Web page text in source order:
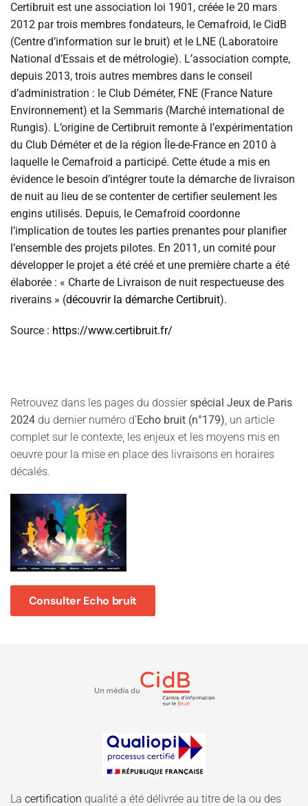
Certibruit est une association loi 1901, créée le 20 mars
2012 par trois membres fondateurs, le Cemafroid, le CidB
(Centre d’information sur le bruit) et le LNE (Laboratoire
National d’Essais et de métrologie). L’association compte,
depuis 2013, trois autres membres dans le conseil
d’administration : le Club Déméter, FNE (France Nature
Environnement) et la Semmaris (Marché international de
Rungis). L’origine de Certibruit remonte à l’expérimentation
du Club Déméter et de la région Île-de-France en 2010 à
laquelle le Cemafroid a participé. Cette étude a mis en
évidence le besoin d’intégrer toute la démarche de livraison
de nuit au lieu de se contenter de certifier seulement les
engins utilisés. Depuis, le Cemafroid coordonne
l’implication de toutes les parties prenantes pour planifier
l’ensemble des projets pilotes. En 2011, un comité pour
développer le projet a été créé et une première charte a été
élaborée : « Charte de Livraison de nuit respectueuse des
riverains » (découvrir la démarche Certibruit).
Source : https://www.certibruit.fr/
Retrouvez dans les pages du dossier spécial Jeux de Paris
2024 du dernier numéro d'Echo bruit (n°179), un article
complet sur le contexte, les enjeux et les moyens mis en
oeuvre pour la mise en place des livraisons en horaires
décalés.
Consulter Echo bruit
La certification qualité a été délivrée au titre de la ou des